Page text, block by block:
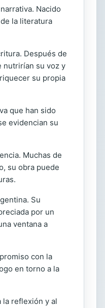
Nacido
la literatura
Después de
nutrirían su voz y
su propia
que han sido
evidencian su
Muchas de
su obra puede
Su
por un
ventana a
con la
en torno a la
la reflexión y al